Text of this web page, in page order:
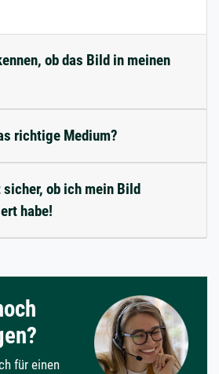
ob das Bild in meinen
richtige Medium?
ob ich mein Bild
habe!
für einen